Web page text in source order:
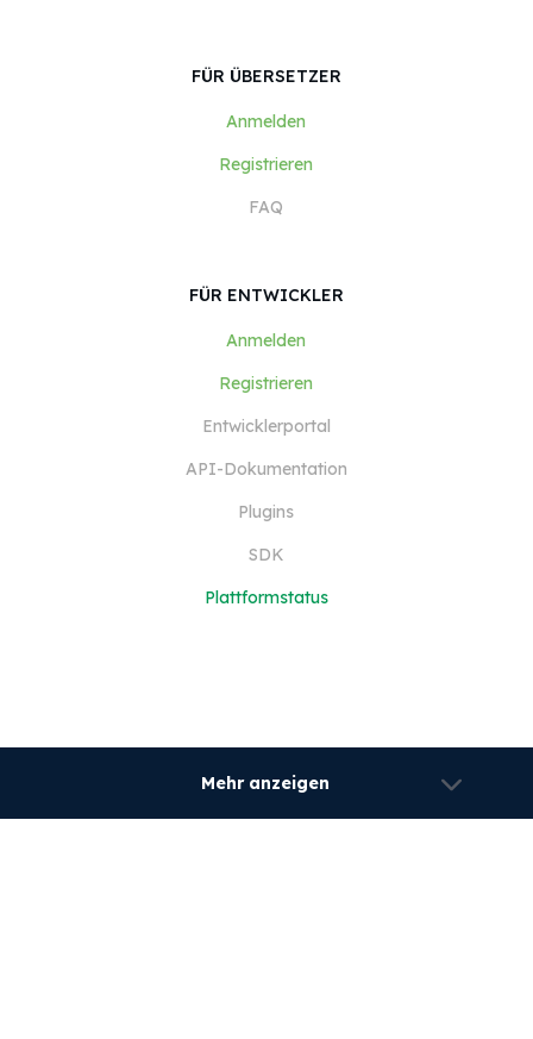
FÜR ÜBERSETZER
Anmelden
Registrieren
FAQ
FÜR ENTWICKLER
Anmelden
Registrieren
Entwicklerportal
API-Dokumentation
Plugins
SDK
Plattformstatus
Mehr anzeigen